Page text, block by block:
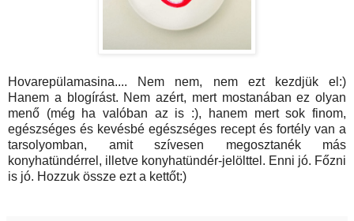
Hovarepülamasina.... Nem nem, nem ezt kezdjük el:)
Hanem a blogírást. Nem azért, mert mostanában ez olyan
menő (még ha valóban az is :), hanem mert sok finom,
egészséges és kevésbé egészséges recept és fortély van a
tarsolyomban, amit szívesen megosztanék más
konyhatündérrel, illetve konyhatündér-jelölttel. Enni jó. Főzni
is jó. Hozzuk össze ezt a kettőt:)